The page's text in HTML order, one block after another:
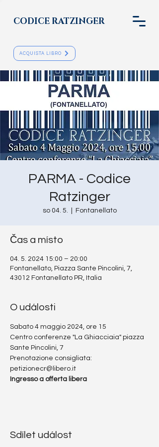
CODICE RATZINGER
ACQUISTA LIBRO
PARMA - Codice
Ratzinger
so 04. 5. Fontanellato
Čas a místo
04. 5. 2024 15:00 – 20:00
Fontanellato, Piazza Sante Pincolini, 7,
43012 Fontanellato PR, Italia
O události
Sabato 4 maggio 2024, ore 15
Centro conferenze "La Ghiacciaia" piazza
Sante Pincolini, 7
Prenotazione consigliata:
petizionecr@libero.it
Ingresso a offerta libera
Sdílet událost